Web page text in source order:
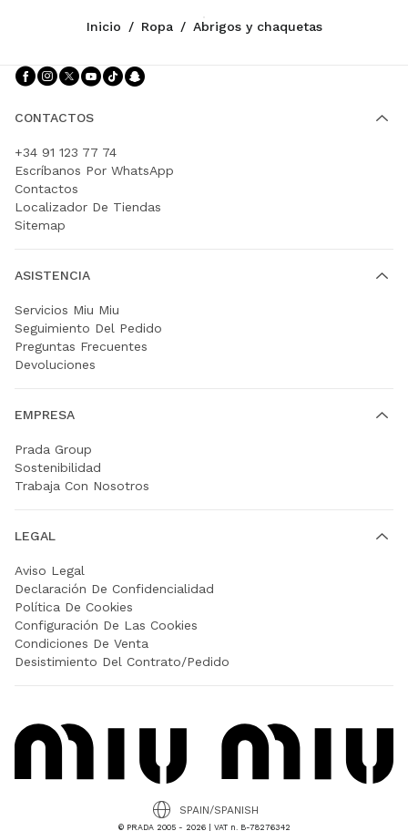
Inicio / Ropa / Abrigos y chaquetas
Síganos facebook
Síganos instagram
Síganos twitter
Síganos youtube
Síganos tiktok
CONTACTOS
+34 91 123 77 74
Escríbanos Por WhatsApp
Contactos
Localizador De Tiendas
Sitemap
ASISTENCIA
Servicios Miu Miu
Seguimiento Del Pedido
Preguntas Frecuentes
Devoluciones
EMPRESA
Prada Group
Sostenibilidad
Trabaja Con Nosotros
LEGAL
Aviso Legal
Declaración De Confidencialidad
Política De Cookies
Configuración De Las Cookies
Condiciones De Venta
Desistimiento Del Contrato/Pedido
© PRADA 2005 - 2026 | VAT n. B-78276342
SPAIN/SPANISH